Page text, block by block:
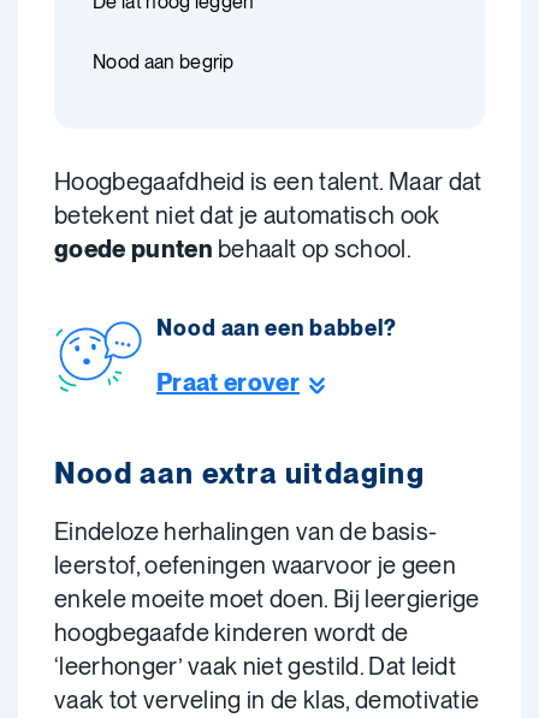
Nood aan begrip
Hoogbegaafdheid is een talent. Maar dat
betekent niet dat je automatisch ook
goede punten behaalt op school.
Nood aan een babbel?
Praat erover
Nood aan extra uitdaging
Eindeloze her­­ha­­lingen van de basis­
leerstof, oefeningen waarvoor je geen
enkele moeite moet doen. Bij leergierige
hoogbegaafde kinderen wordt de
‘leerhonger’ vaak niet gestild. Dat leidt
vaak tot verveling in de klas, demotivatie